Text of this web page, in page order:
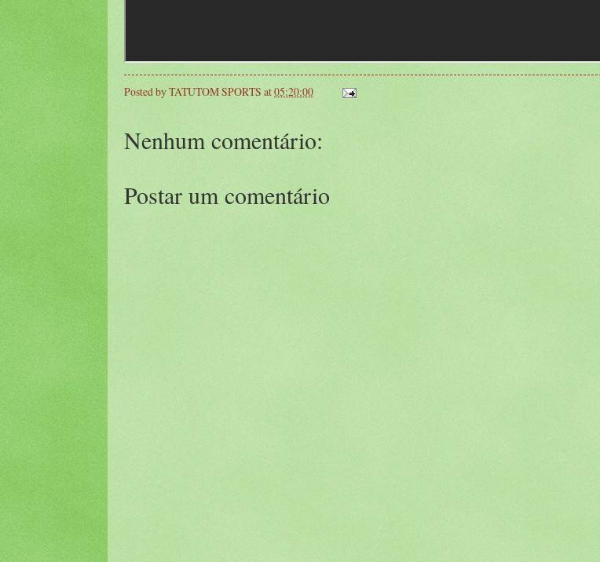
Posted byTATUTOM SPORTS at05:20:00
Nenhum comentário:
Postar um comentário